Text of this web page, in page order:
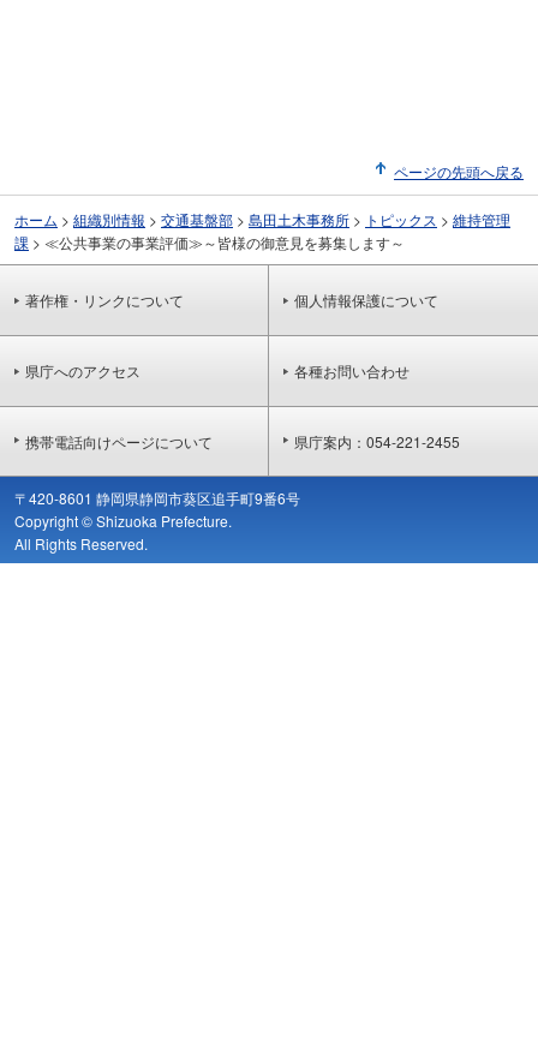
ページの先頭へ戻る
ホーム > 組織別情報 > 交通基盤部 > 島田土木事務所 > トピックス > 維持管理
課 > ≪公共事業の事業評価≫～皆様の御意見を募集します～
著作権・リンクについて 個人情報保護について
県庁へのアクセス 各種お問い合わせ
携帯電話向けページについて 県庁案内：054-221-2455
〒420-8601 静岡県静岡市葵区追手町9番6号
Copyright © Shizuoka Prefecture.
All Rights Reserved.